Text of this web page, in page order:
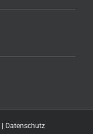
Datenschutz